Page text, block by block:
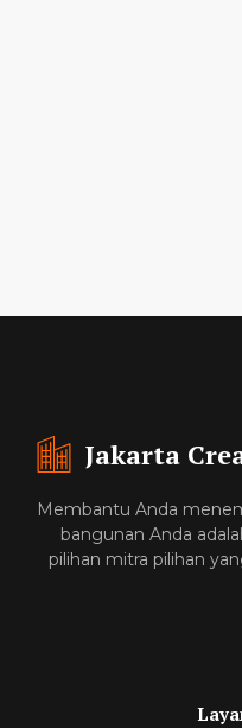
Jakarta
Membantu Anda
bangunan Anda
pilihan mitra pilihan